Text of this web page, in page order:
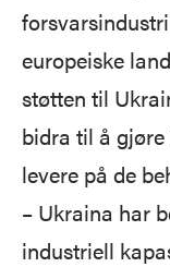
europeiske
støtten til
bidra til å
levere på de
– Ukraina har
industriell